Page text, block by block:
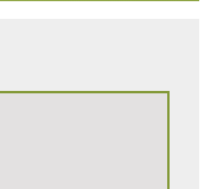
VORTRAG